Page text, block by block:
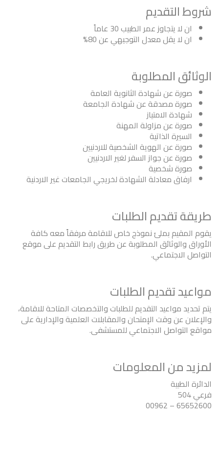
شروط التقديم
ان لا يتجاوز عمر الطبيب 30 عاماً
ان لا يقل معدل التوجيهي عن 80%
الوثائق المطلوبة
صورة عن شهادة الثانوية العامة
صورة مصدقة عن شهادة الجامعة
شهادة الامتياز
صورة عن مزاولة المهنة
السيرة الذاتية
صورة عن الهوية الشخصية للاردنيين
صورة عن جواز السفر لغير الاردنيين
صورة شخصية
ارفاق معادلة الشهادة لخريجي الجامعات غير الاردنية
طريقة تقديم الطلبات
يقوم المقيم بملئ نموذج خاص للاقامة مرفقاً معه كافة
الأوراق والوثائق المطلوبة عن طريق رابط التقديم على موقع
التواصل الاجتماعي.
مواعيد تقديم الطلبات
يتم تحديد مواعيد التقديم للطلبات والتخصصات المتاحة للاقامة،
والإعلان عن وقت الإمتحان والمقابلات العلمية والإدارية على
مواقع التواصل الاجتماعي للمستشفى.
لمزيد من المعلومات
الدائرة الطبية
فرعي 504
65652600 – 00962